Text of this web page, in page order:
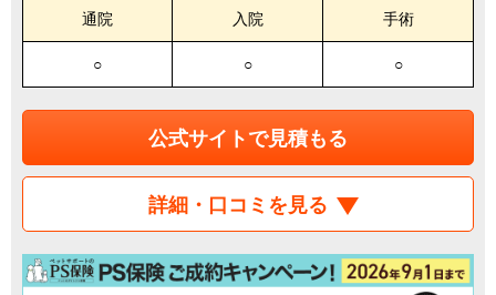
通院 入院 手術
○ ○ ○
公式サイトで見積もる
詳細・口コミを見る